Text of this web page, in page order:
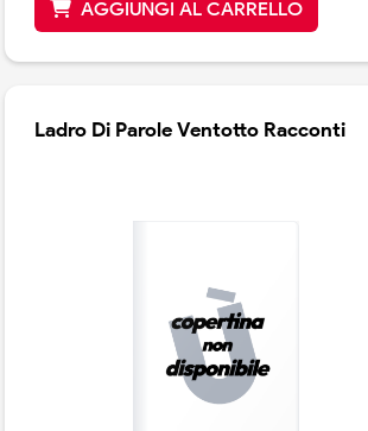
AGGIUNGI AL CARRELLO
Ladro Di Parole Ventotto Racconti